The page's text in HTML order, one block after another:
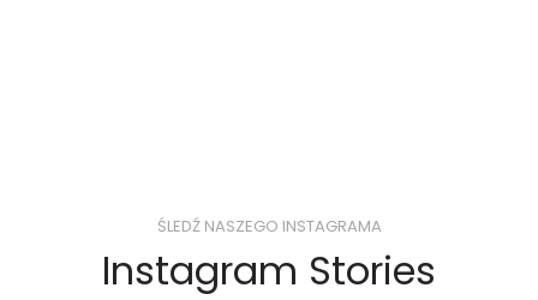
ŚLEDŹ NASZEGO INSTAGRAMA
Instagram Stories